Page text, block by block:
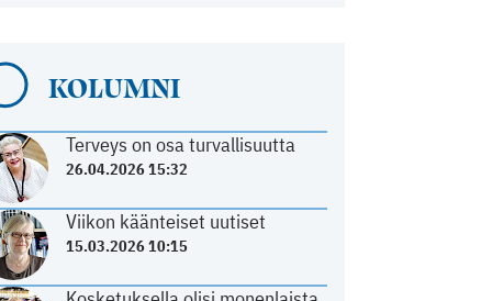
KOLUMNI
Terveys on osa turvallisuutta
26.04.2026 15:32
Viikon käänteiset uutiset
15.03.2026 10:15